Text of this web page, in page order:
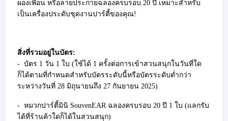
ผองเพื่อน หรือลายประกายฉลองครบรอบ 20 ปี เหมาะสำหรับ
เป็นเครื่องประดับชุดงานปาร์ตี้ของคุณ!
สิ่งที่รวมอยู่ในบัตร:
- บัตร 1 วัน 1 ใบ (ใช้ได้ 1 ครั้งต่อการเข้าสวนสนุกในวันที่ใด
ก็ได้ตามที่กำหนดสำหรับบัตรระดับนี้หรือบัตรระดับต่ำกว่า
ระหว่างวันที่ 28 มิถุนายนถึง 27 กันยายน 2025)
- หมวกปาร์ตี้มินิ SouvenEAR ฉลองครบรอบ 20 ปี 1 ใบ (แลกรับ
ได้ที่ร้านค้าใดก็ได้ในสวนสนุก)